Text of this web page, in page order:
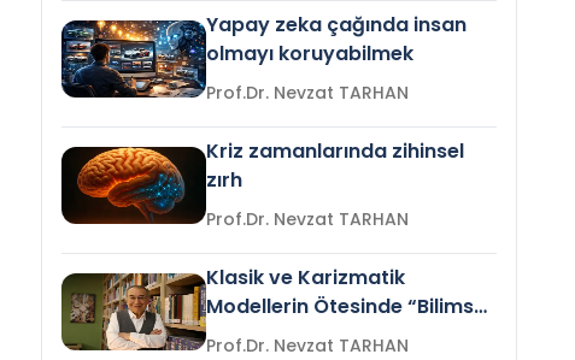
Yapay zeka çağında insan
olmayı koruyabilmek
Prof.Dr. Nevzat TARHAN
Kriz zamanlarında zihinsel
zırh
Prof.Dr. Nevzat TARHAN
Klasik ve Karizmatik
Modellerin Ötesinde “Bilimsel
Liderlik”
Prof.Dr. Nevzat TARHAN